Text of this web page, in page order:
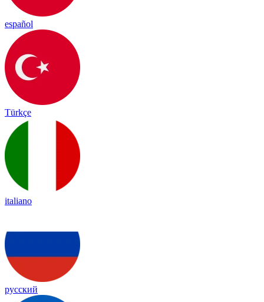
español
Türkçe
italiano
русский